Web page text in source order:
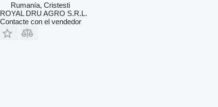
Rumanía, Cristesti
ROYAL DRU AGRO S.R.L.
Contacte con el vendedor